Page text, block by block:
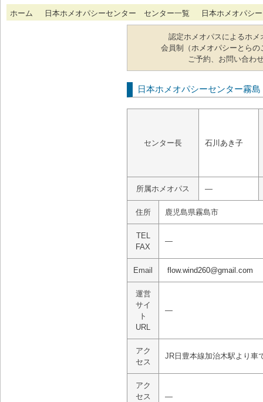
ホーム 日本ホメオパシーセンター センター一覧 日本ホメオパシ
認定ホメオパスによるホ
会員制（ホメオパシーとらの
ご予約、お問い合わ
日本ホメオパシーセンター霧島
センター長 石川あき子
所属ホメオパス ―
住所 鹿児島県霧島市
TEL
FAX
―
Email flow.wind260@gmail.com
運営
サイ
ト
URL
―
アク
セス
JR日豊本線加治木駅より車
アク
セス
―